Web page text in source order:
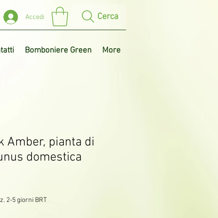
Accedi Cerca
Bomboniere Green More
Amber, pianta di
domestica
2-5 giorni BRT